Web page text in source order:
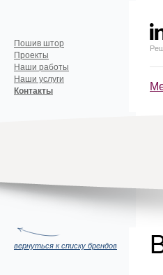
Пошив штор
Проекты
Наши работы
Наши услуги
Контакты
вернуться к списку брендов